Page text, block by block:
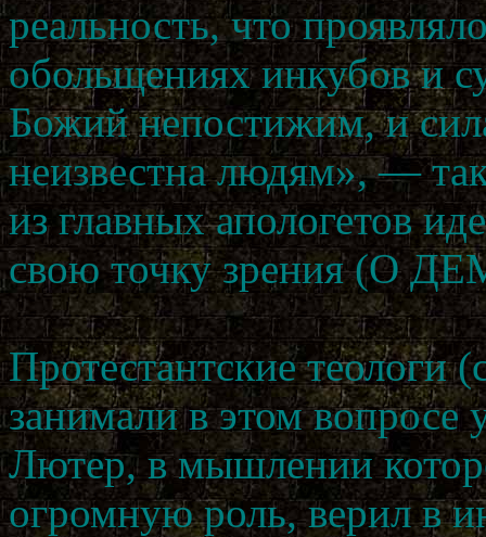
реальность, что
обольщениях инкубов и
Божий непостижим, и
неизвестна людям», —
из главных апологетов
свою точку зрения (О
Протестантские
занимали в этом
Лютер, в мышлении
огромную роль, верил в